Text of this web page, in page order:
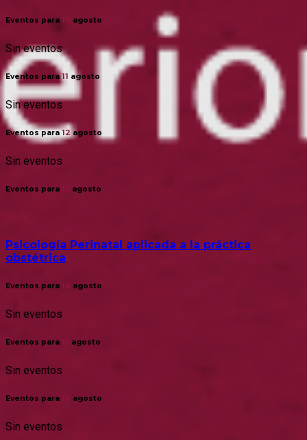
Eventos para 10 agosto
Sin eventos
Eventos para11 agosto
Sin eventos
Eventos para12 agosto
Sin eventos
Eventos para agosto
Psicología Perinatal aplicada a la práctica
obstétrica
Eventos para agosto
Sin eventos
Eventos para agosto
Sin eventos
Eventos para agosto
Sin eventos